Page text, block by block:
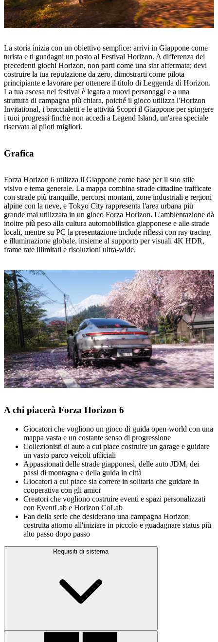
La storia inizia con un obiettivo semplice: arrivi in Giappone come
turista e ti guadagni un posto al Festival Horizon. A differenza dei
precedenti giochi Horizon, non parti come una star affermata; devi
costruire la tua reputazione da zero, dimostrarti come pilota
principiante e lavorare per ottenere il titolo di Leggenda di Horizon.
La tua ascesa nel festival è legata a nuovi personaggi e a una
struttura di campagna più chiara, poiché il gioco utilizza l'Horizon
Invitational, i braccialetti e le attività Scopri il Giappone per spingere
i tuoi progressi finché non accedi a Legend Island, un'area speciale
riservata ai piloti migliori.
Grafica
Forza Horizon 6 utilizza il Giappone come base per il suo stile
visivo e tema generale. La mappa combina strade cittadine trafficate
con strade più tranquille, percorsi montani, zone industriali e regioni
alpine con la neve, e Tokyo City rappresenta l'area urbana più
grande mai utilizzata in un gioco Forza Horizon. L'ambientazione dà
inoltre più peso alla cultura automobilistica giapponese e alle strade
locali, mentre su PC la presentazione include riflessi con ray tracing
e illuminazione globale, insieme al supporto per visuali 4K HDR,
frame rate illimitati e risoluzioni ultra-wide.
A chi piacerà Forza Horizon 6
Giocatori che vogliono un gioco di guida open‑world con una
mappa vasta e un costante senso di progressione
Collezionisti di auto a cui piace costruire un garage e guidare
un vasto parco veicoli ufficiali
Appassionati delle strade giapponesi, delle auto JDM, dei
passi di montagna e della guida in città
Giocatori a cui piace sia correre in solitaria che guidare in
cooperativa con gli amici
Creatori che vogliono costruire eventi e spazi personalizzati
con EventLab e Horizon CoLab
Fan della serie che desiderano una campagna Horizon
costruita attorno all'iniziare in piccolo e guadagnare status più
alto passo dopo passo
Requisiti di sistema